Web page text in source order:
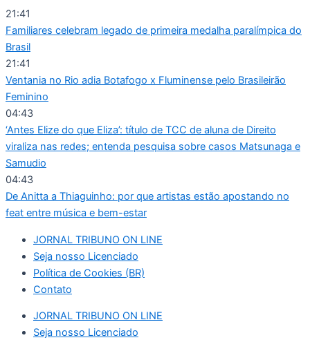
Ir
para
o
conteúdo
21:41
Familiares celebram legado de primeira medalha paralímpica do
Brasil
21:41
Ventania no Rio adia Botafogo x Fluminense pelo Brasileirão
Feminino
04:43
‘Antes Elize do que Eliza’: título de TCC de aluna de Direito
viraliza nas redes; entenda pesquisa sobre casos Matsunaga e
Samudio
04:43
De Anitta a Thiaguinho: por que artistas estão apostando no
feat entre música e bem-estar
JORNAL TRIBUNO ON LINE
Seja nosso Licenciado
Política de Cookies (BR)
Contato
JORNAL TRIBUNO ON LINE
Seja nosso Licenciado